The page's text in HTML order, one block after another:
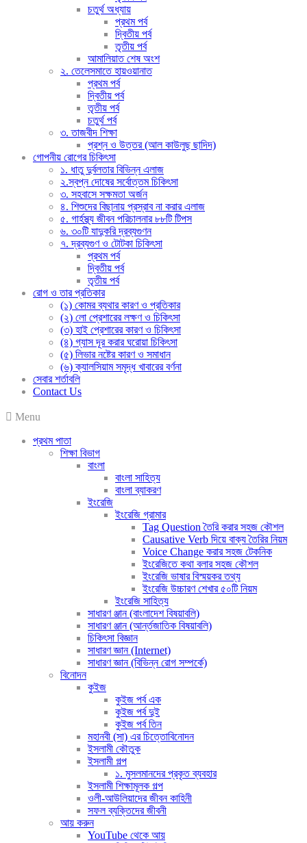
চতুর্থ অধ্যায়
প্রথম পর্ব
দ্বিতীয় পর্ব
তৃতীয় পর্ব
আমালিয়াত শেষ অংশ
২. তেলেসমাতে হায়ওয়ানাত
প্রথম পর্ব
দ্বিতীয় পর্ব
তৃতীয় পর্ব
চতুর্থ পর্ব
৩. তাজবীদ শিক্ষা
প্রশ্ন ও উত্তর (আল কাউলুছ ছাদিদ)
গোপনীয় রোগের চিকিৎসা
১. ধাতু দুর্বলতার বিভিন্ন এলাজ
২.স্বপ্ন দোষের সর্বোত্তম চিকিৎসা
৩. সহবাসে সক্ষমতা অর্জন
৪. শিশুদের বিছানায় প্রস্রাব না করার এলাজ
৫. গার্হস্থ্য জীবন পরিচালনার ৮৮টি টিপস
৬. ৩০টি যাদুকরি দ্রব্যগুণন
৭. দ্রব্যগুণ ও টোটকা চিকিৎসা
প্রথম পর্ব
দ্বিতীয় পর্ব
তৃতীয় পর্ব
রোগ ও তার প্রতিকার
(১) কোমর ব্যথার কারণ ও প্রতিকার
(২) লো প্রেশারের লক্ষণ ও চিকিৎসা
(৩) হাই প্রেশারের কারণ ও চিকিৎসা
(৪) গ্যাস দূর করার ঘরোয়া চিকিৎসা
(৫) লিভার নষ্টের কারণ ও সমাধান
(৬) ক্যালসিয়াম সমৃদ্ধ খাবারের বর্ণনা
সেবার শর্তাবলি
Contact Us
Menu
প্রথম পাতা
শিক্ষা বিভাগ
বাংলা
বাংলা সাহিত্য
বাংলা ব্যাকরণ
ইংরেজি
ইংরেজি গ্রামার
Tag Question তৈরি করার সহজ কৌশল
Causative Verb দিয়ে বাক্য তৈরির নিয়ম
Voice Change করার সহজ টেকনিক
ইংরেজিতে কথা বলার সহজ কৌশল
ইংরেজি ভাষার বিস্ময়কর তথ্য
ইংরেজি উচ্চারণ শেখার ৫০টি নিয়ম
ইংরেজি সাহিত্য
সাধারণ ঞ্জান (বাংলাদেশ বিষয়াবলি)
সাধারণ ঞ্জান (আর্ন্তজাতিক বিষয়াবলি)
চিকিৎসা বিজ্ঞান
সাধারণ জ্ঞান (Internet)
সাধারণ জ্ঞান (বিভিন্ন রোগ সম্পর্কে)
বিনোদন
কুইজ
কুইজ পর্ব এক
কুইজ পর্ব দুই
কুইজ পর্ব তিন
মহানবী (সা) এর চিত্তোবিনোদন
ইসলামী কৌতুক
ইসলামী গল্প
১. মুসলমানদের প্রকৃত ব্যবহার
ইসলামী শিক্ষামূলক গল্প
ওলী-আউলিয়াদের জীবন কাহিনী
সফল ব্যক্তিদের জীবনী
আয় করুন
YouTube থেকে আয়